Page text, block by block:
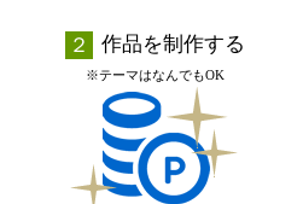
作品を制作する
※テーマはなんでもOK